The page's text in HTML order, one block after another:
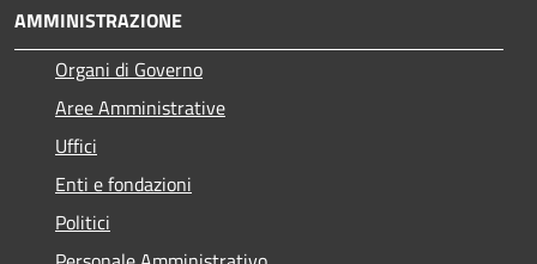
AMMINISTRAZIONE
Organi di Governo
Aree Amministrative
Uffici
Enti e fondazioni
Politici